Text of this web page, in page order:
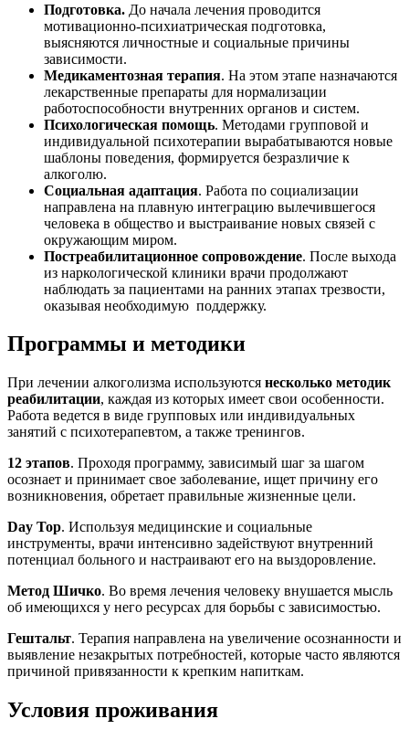
Подготовка. До начала лечения проводится
мотивационно-психиатрическая подготовка,
выясняются личностные и социальные причины
зависимости.
Медикаментозная терапия. На этом этапе назначаются
лекарственные препараты для нормализации
работоспособности внутренних органов и систем.
Психологическая помощь. Методами групповой и
индивидуальной психотерапии вырабатываются новые
шаблоны поведения, формируется безразличие к
алкоголю.
Социальная адаптация. Работа по социализации
направлена на плавную интеграцию вылечившегося
человека в общество и выстраивание новых связей с
окружающим миром.
Постреабилитационное сопровождение. После выхода
из наркологической клиники врачи продолжают
наблюдать за пациентами на ранних этапах трезвости,
оказывая необходимую поддержку.
Программы и методики
При лечении алкоголизма используются несколько методик
реабилитации, каждая из которых имеет свои особенности.
Работа ведется в виде групповых или индивидуальных
занятий с психотерапевтом, а также тренингов.
12 этапов. Проходя программу, зависимый шаг за шагом
осознает и принимает свое заболевание, ищет причину его
возникновения, обретает правильные жизненные цели.
Day Top. Используя медицинские и социальные
инструменты, врачи интенсивно задействуют внутренний
потенциал больного и настраивают его на выздоровление.
Метод Шичко. Во время лечения человеку внушается мысль
об имеющихся у него ресурсах для борьбы с зависимостью.
Гештальт. Терапия направлена на увеличение осознанности и
выявление незакрытых потребностей, которые часто являются
причиной привязанности к крепким напиткам.
Условия проживания